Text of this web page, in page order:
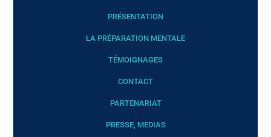
PRÉSENTATION
LA PRÉPARATION MENTALE
TÉMOIGNAGES
CONTACT
PARTENARIAT
PRESSE, MEDIAS